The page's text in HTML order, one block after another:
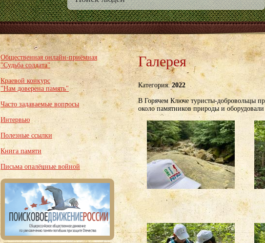
Общественная онлайн-приёмная
"Судьба солдата"
Краевой конкурс
"Нам доверена память"
Часто задаваемые вопросы
Интервью
Полезные ссылки
Книга памяти
Письма опалённые войной
Галерея
Категория:2022
В Горячем Ключе туристы-добровольцы
около памятников природы и